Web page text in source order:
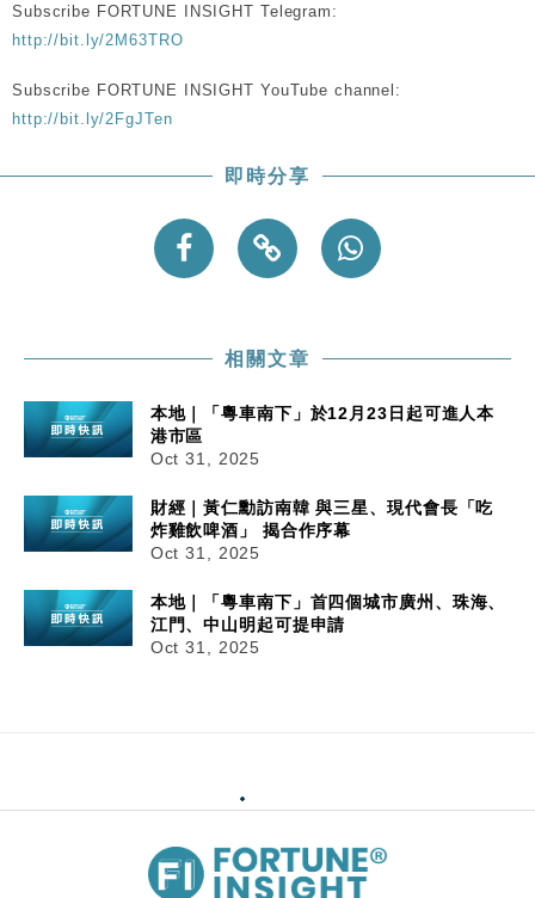
18:15
本地｜新世界K11 9月升級會員制度 增鉑金卡級別鎖
定高消費客群
最強
Subscribe FORTUNE INSIGHT Telegram:
http://bit.ly/2M63TRO
Subscribe FORTUNE INSIGHT YouTube channel:
http://bit.ly/2FgJTen
即時分享
相關文章
本地｜「粵車南下」於12月23日起可進人本
港市區
Oct 31, 2025
財經｜黃仁勳訪南韓 與三星、現代會長「吃
炸雞飲啤酒」 揭合作序幕
Oct 31, 2025
本地｜「粵車南下」首四個城市廣州、珠海、
江門、中山明起可提申請
Oct 31, 2025